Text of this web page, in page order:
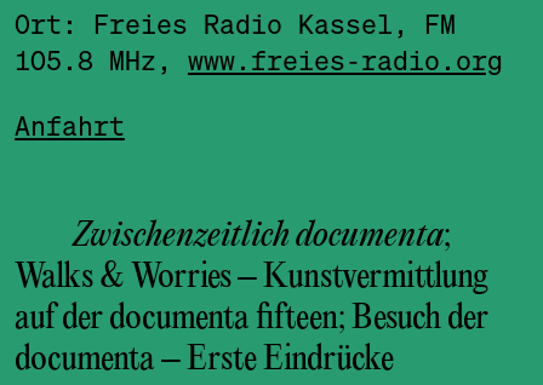
Ort: Freies Radio Kassel, FM
105.8 MHz, www.freies-radio.org
Anfahrt
Zwischenzeitlich documenta;
Walks & Worries – Kunstvermittlung
auf der documenta fifteen; Besuch der
documenta – Erste Eindrücke